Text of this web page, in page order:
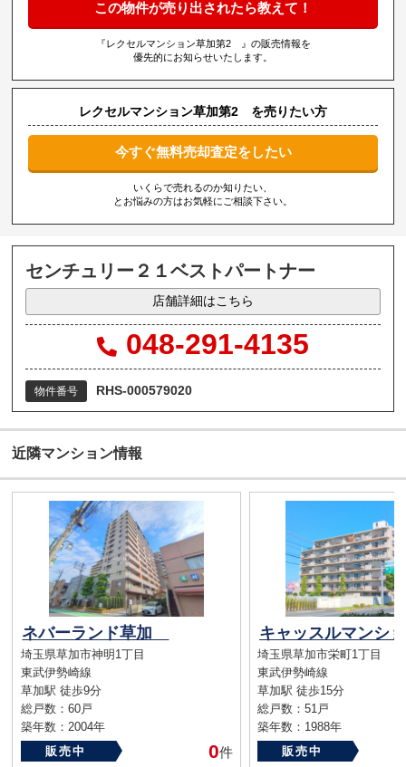
この物件が売り出されたら教えて！
『レクセルマンション草加第2 』の販売情報を
優先的にお知らせいたします。
レクセルマンション草加第2 を売りたい方
今すぐ無料売却査定をしたい
いくらで売れるのか知りたい、
とお悩みの方はお気軽にご相談下さい。
センチュリー２１ベストパートナー
店舗詳細はこちら
048-291-4135
物件番号 RHS-000579020
近隣マンション情報
ネバーランド草加
埼玉県草加市神明1丁目
東武伊勢崎線
草加駅 徒歩9分
総戸数：60戸
築年数：2004年
販売中
0件
埼玉県草加市栄町1丁目
東武伊勢崎線
草加駅 徒歩15分
総戸数：51戸
築年数：1988年
販売中